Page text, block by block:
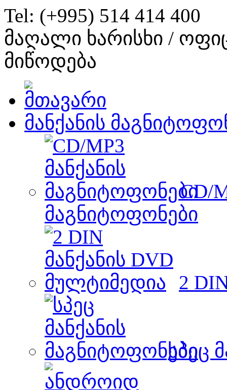
Tel: (+995) 514 414 400
მაღალი ხარისხი /
მიწოდება
მანქანის
CD/
მაგნიტოფონები
2
სპეც